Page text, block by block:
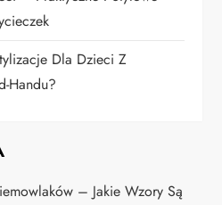
Dla Dzieci Z
Handu?
– Jakie Wzory Są